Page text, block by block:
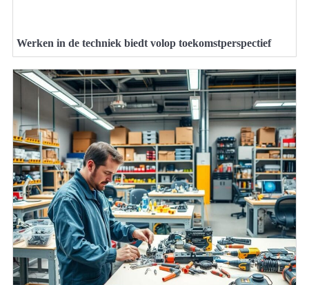
Werken in de techniek biedt volop toekomstperspectief